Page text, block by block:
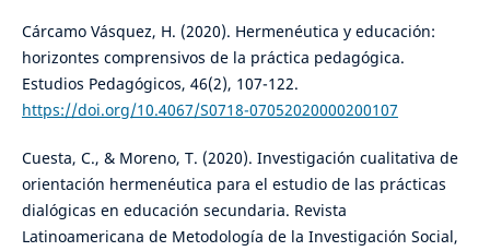
Cárcamo Vásquez, H. (2020). Hermenéutica y educación:
horizontes comprensivos de la práctica pedagógica.
Estudios Pedagógicos, 46(2), 107-122.
https://doi.org/10.4067/S0718-07052020000200107
Cuesta, C., & Moreno, T. (2020). Investigación cualitativa de
orientación hermenéutica para el estudio de las prácticas
dialógicas en educación secundaria. Revista
Latinoamericana de Metodología de la Investigación Social,